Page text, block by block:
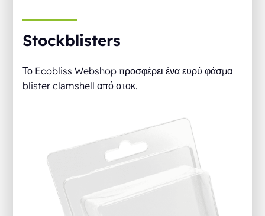
Stockblisters
Το Ecobliss Webshop προσφέρει ένα ευρύ φάσμα
blister clamshell από στοκ.